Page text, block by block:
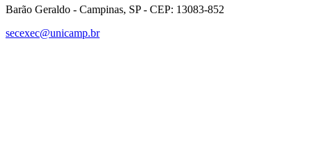
Barão Geraldo - Campinas, SP - CEP: 13083-852
secexec@unicamp.br